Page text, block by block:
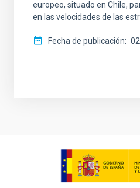
europeo, situado en Chile,
en las velocidades de las
Fecha de publicación